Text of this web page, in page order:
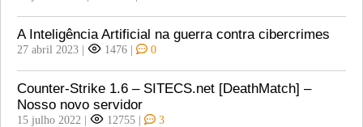
A Inteligência Artificial na guerra contra cibercrimes
27 abril 2023 | 1476 | 0
Counter-Strike 1.6 – SITECS.net [DeathMatch] –
Nosso novo servidor
15 julho 2022 | 12755 | 3